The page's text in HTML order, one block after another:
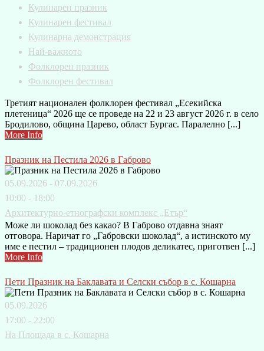
Кулинарен празник
Кулинарен фестивал
Кулинарна демонстрация
Най-важното
Фолклорен празник
Фолклорен фестивал
Третият национален фолклорен фестивал „Есекийска
плетеница“ 2026 ще се проведе на 22 и 23 август 2026 г. в село
Бродилово, община Царево, област Бургас. Паралелно [...]
More Info
Празник на Пестила 2026 в Габрово
05.09.2026 - 07.09.2026
10:00 - 18:00
Архитектурно-етнографски комплекс „Етър“
Може ли шоколад без какао? В Габрово отдавна знаят
отговора. Наричат го „Габровски шоколад“, а истинското му
име е пестил – традиционен плодов деликатес, приготвен [...]
More Info
Пети Празник на Баклавата и Селски събор в с. Кошарна
05.09.2026
17:00 - 22:00
На Площада в с. Кошарна